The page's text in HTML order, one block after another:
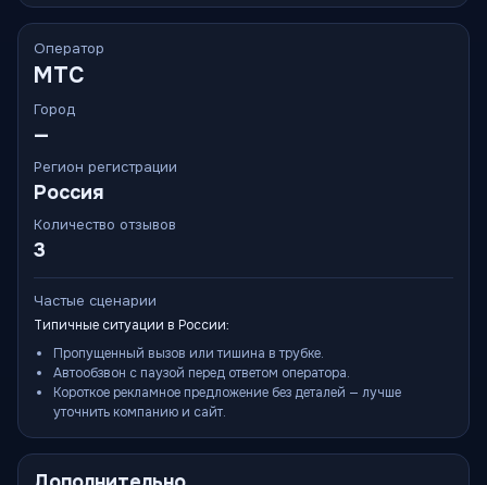
Оператор
МТС
Город
—
Регион регистрации
Россия
Количество отзывов
3
Частые сценарии
Типичные ситуации в России:
Пропущенный вызов или тишина в трубке.
Автообзвон с паузой перед ответом оператора.
Короткое рекламное предложение без деталей — лучше
уточнить компанию и сайт.